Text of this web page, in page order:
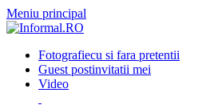
Meniu principal
Fotografiecu si fara pretentii
Guest postinvitatii mei
Video